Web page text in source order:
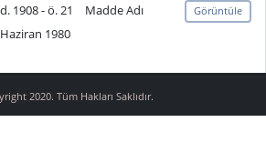
d. 1908 - ö. 21
Haziran 1980
Madde Adı Görüntüle
2020. Tüm Hakları Saklıdır.